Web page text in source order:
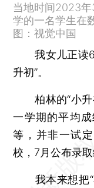
当地时间2023
学的一名学生在
图：视觉中国
我女儿正读6
升初”。
柏林的“小升
一学期的平均
等，并非一试
校，7月公布录取
我本来想把“